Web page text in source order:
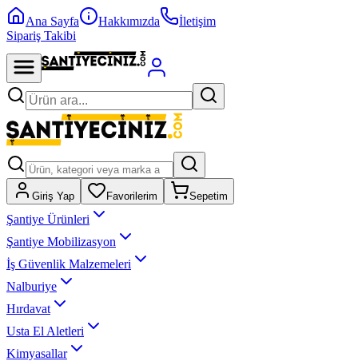
Ana Sayfa Hakkımızda
İletişim
Sipariş Takibi
Giriş Yap Favorilerim Sepetim
Şantiye Ürünleri
Şantiye Mobilizasyon
İş Güvenlik Malzemeleri
Nalburiye
Hırdavat
Usta El Aletleri
Kimyasallar